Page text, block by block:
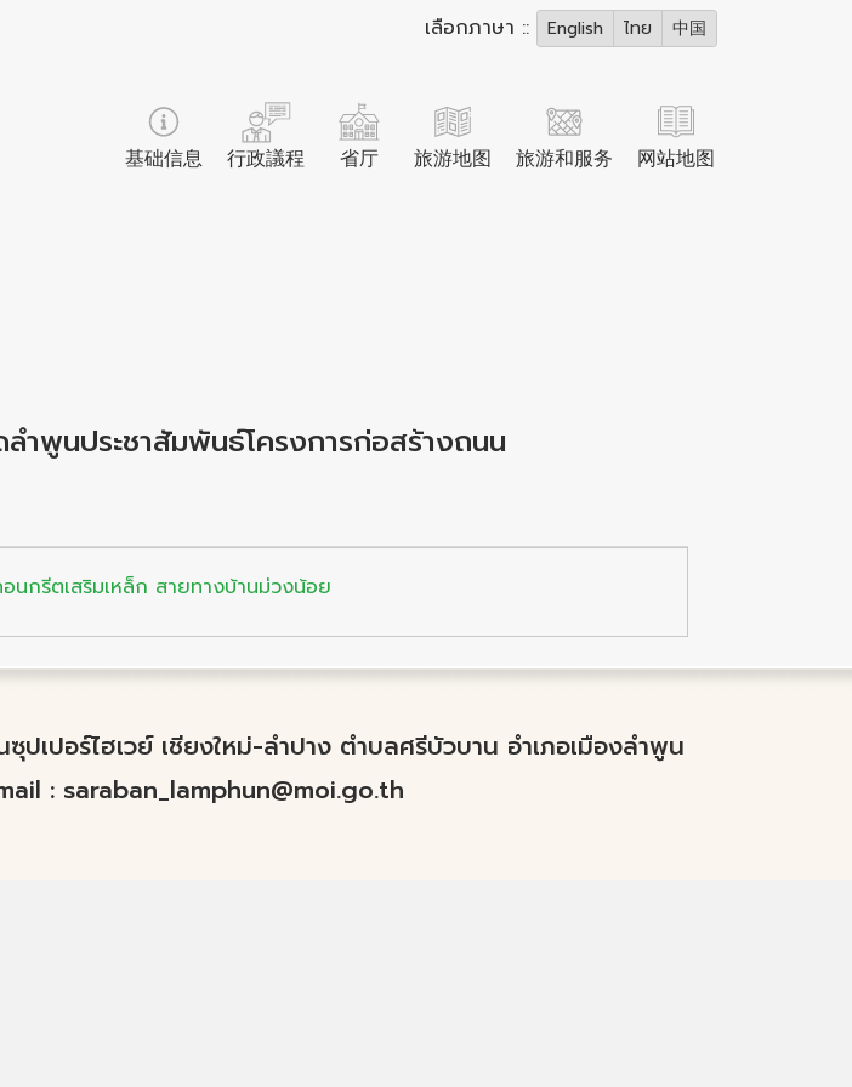
เลือกภาษา :: English ไทย 中国
基础信息 行政議程 省厅 旅游地图 旅游和服务 网站地图
ำพูนประชาสัมพันธ์โครงการก่อสร้างถนน
นกรีตเสริมเหล็ก สายทางบ้านม่วงน้อย
ปอร์ไฮเวย์ เชียงใหม่-ลำปาง ตำบลศรีบัวบาน อำเภอเมืองลำพูน
: saraban_lamphun@moi.go.th